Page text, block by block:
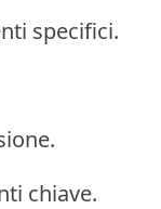
specifici.
chiave.